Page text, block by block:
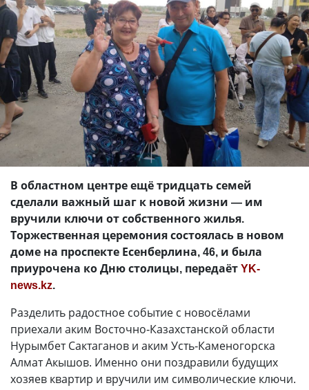
В областном центре ещё тридцать семей
сделали важный шаг к новой жизни — им
вручили ключи от собственного жилья.
Торжественная церемония состоялась в новом
доме на проспекте Есенберлина, 46, и была
приурочена ко Дню столицы, передаётYK-
news.kz.
Разделить радостное событие с новосёлами
приехали аким Восточно-Казахстанской области
Нурымбет Сактаганов и аким Усть-Каменогорска
Алмат Акышов. Именно они поздравили будущих
хозяев квартир и вручили им символические ключи.